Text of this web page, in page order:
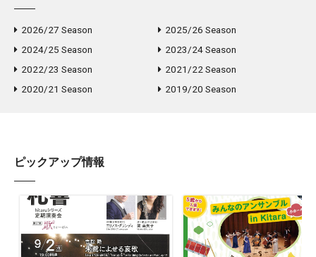
2026/27 Season
2025/26 Season
2024/25 Season
2023/24 Season
2022/23 Season
2021/22 Season
2020/21 Season
2019/20 Season
ピックアップ情報